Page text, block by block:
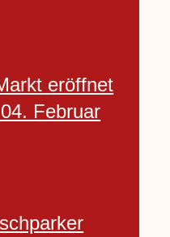
eröffnet
Februar